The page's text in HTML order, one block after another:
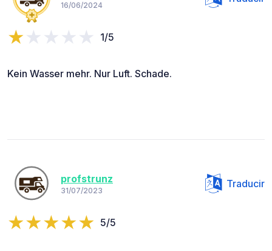
16/06/2024
1/5
Kein Wasser mehr. Nur Luft. Schade.
profstrunz
31/07/2023
Traducir
5/5